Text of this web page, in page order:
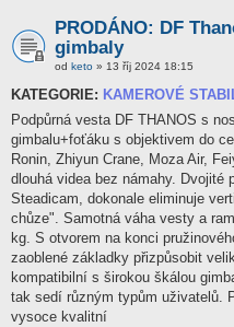
PRODÁNO: DF
gimbaly
od keto » 13 říj 2024 18:15
KATEGORIE: KAMEROVÉ
Podpůrná vesta DF THANOS s
gimbalu+foťáku s objektivem do
Ronin, Zhiyun Crane, Moza Air,
dlouhá videa bez námahy. Dvojité
Steadicam, dokonale eliminuje
chůze". Samotná váha vesty a
kg. S otvorem na konci
zaoblené základky přizpůsobit
kompatibilní s širokou škálou
tak sedí různým typům uživatelů.
vysoce kvalitní